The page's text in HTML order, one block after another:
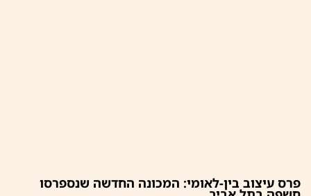
פרס עיצוב בין-לאומי: המכונה החדשה שנספרסו